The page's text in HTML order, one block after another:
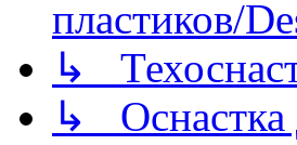
пластиков/
↳
↳ Оснастка